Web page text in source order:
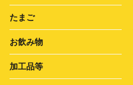
たまご
お飲み物
加工品等